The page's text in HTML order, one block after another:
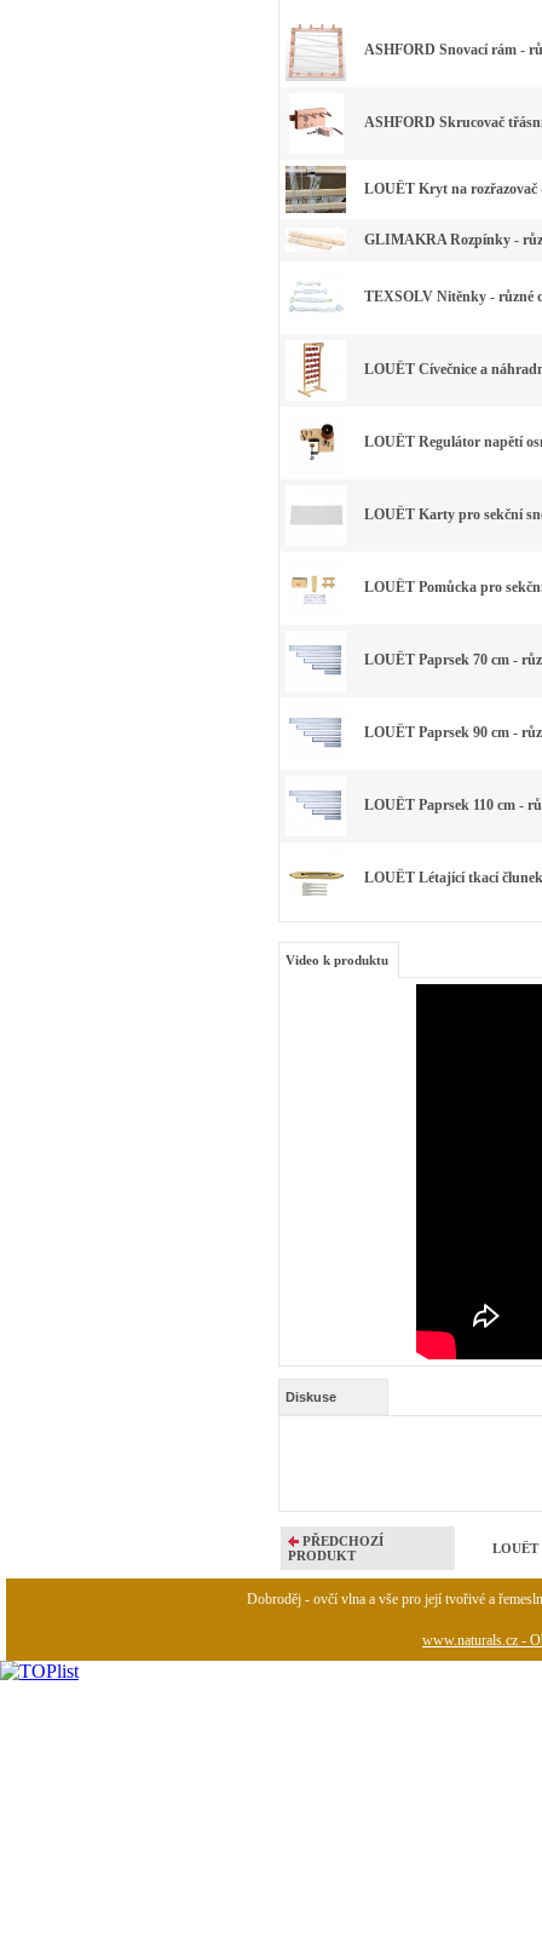
ASHFORD Snovací rám -
ASHFORD Skrucovač
LOUËT Kryt na rozřazovač
GLIMAKRA Rozpínky -
TEXSOLV Nitěnky - různé
LOUËT Cívečnice a
LOUËT Regulátor napětí
LOUËT Karty pro sekční
LOUËT Pomůcka pro
LOUËT Paprsek 70 cm -
LOUËT Paprsek 90 cm -
LOUËT Paprsek 110 cm -
LOUËT Létající tkací
Video k produktu
Diskuse
PŘEDCHOZÍ
PRODUKT
LOUËT
Dobroděj - ovčí vlna a vše pro její tvořivé a
www.naturals.cz -